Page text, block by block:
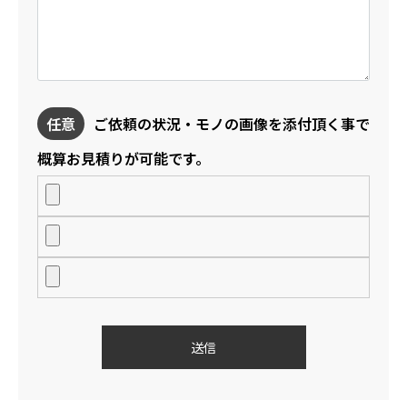
任意
ご依頼の状況・モノの画像を添付頂く事で
概算お見積りが可能です。